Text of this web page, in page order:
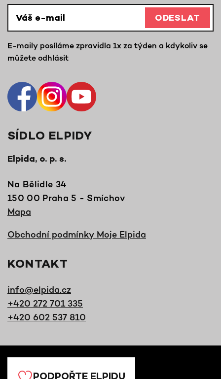
ODESLAT
E-maily posíláme zpravidla 1x za týden a kdykoliv se
můžete odhlásit
SÍDLO ELPIDY
Elpida, o. p. s.
Na Bělidle 34
150 00 Praha 5 - Smíchov
Mapa
Obchodní podmínky Moje Elpida
KONTAKT
info@elpida.cz
+420 272 701 335
+420 602 537 810